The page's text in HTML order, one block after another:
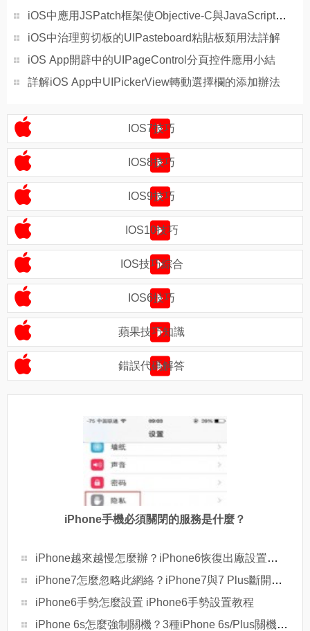
iOS中應用JSPatch框架使Objective-C與JavaScript代碼交互
iOS中治理剪切板的UIPasteboard粘貼板類用法詳解
iOS App開辟中的UIPageControl分頁控件應用小結
詳解iOS App中UIPickerView轉動選擇欄的添加辦法
IOS7技巧
IOS8技巧
IOS9技巧
IOS10技巧
IOS技巧綜合
IOS6技巧
蘋果技巧知識
錯誤代碼解答
iPhone手機必須關閉的服務是什麼？
iPhone越來越慢怎麼辦？iPhone6恢復出廠設置教程
iPhone7怎麼忽略此網絡？iPhone7與7 Plus斷開WiFi重新連接方法
iPhone6手勢怎麼設置 iPhone6手勢設置教程
iPhone 6s怎麼強制關機？3種iPhone 6s/Plus關機方法詳解